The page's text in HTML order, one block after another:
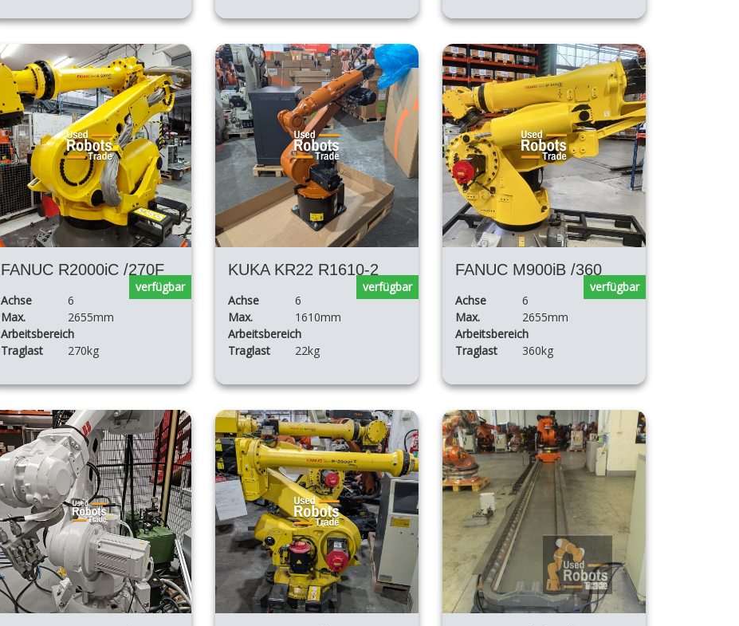
FANUC R2000iC /270F
Achse
6
Max.
Arbeitsbereich
2655mm
Traglast 270kg
verfügbar
KUKA KR22 R1610-2
Achse
6
Max.
Arbeitsbereich
1610mm
Traglast 22kg
verfügbar
FANUC M900iB /360
Achse
6
Max.
Arbeitsbereich
2655mm
Traglast 360kg
verfügbar